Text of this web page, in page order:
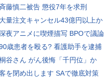
斉藤慎二被告 懲役7年を求刑
大量注文キャンセル43億円以上か
夜アニメに喫煙描写 BPOで議論
歳患者を殴る? 看護助手を逮捕
谷さん がん後悔「千円位」か
を閉め出します SAで徹底対策